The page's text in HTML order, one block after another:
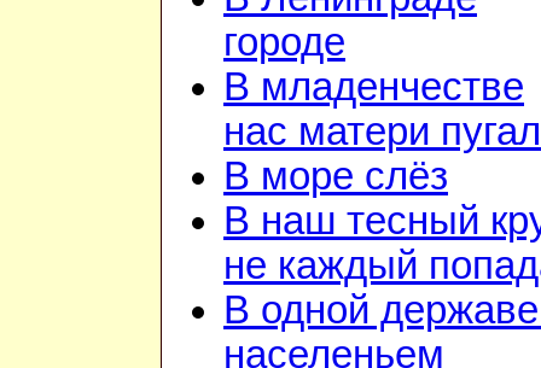
городе
В младенчестве
нас матери
В море слёз
В наш тесный
не каждый
В одной
населеньем